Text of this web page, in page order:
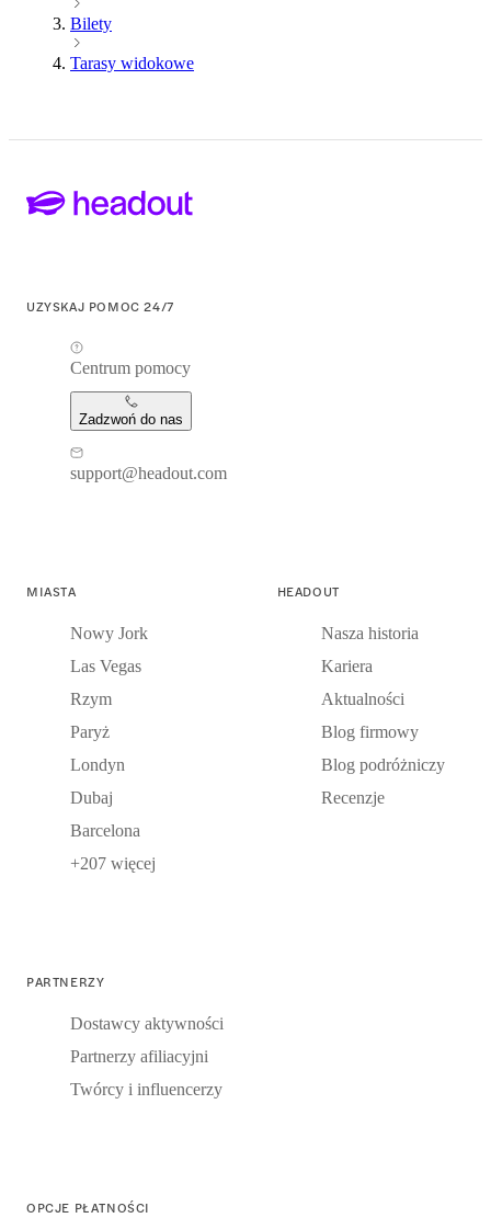
Bilety
Tarasy widokowe
UZYSKAJ POMOC 24/7
Centrum pomocy
Zadzwoń do nas
support@headout.com
MIASTA
Nowy Jork
Las Vegas
Rzym
Paryż
Londyn
Dubaj
Barcelona
+207 więcej
HEADOUT
Nasza historia
Kariera
Aktualności
Blog firmowy
Blog podróżniczy
Recenzje
PARTNERZY
Dostawcy aktywności
Partnerzy afiliacyjni
Twórcy i influencerzy
OPCJE PŁATNOŚCI